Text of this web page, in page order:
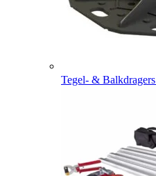
Tegel- & Balkdragers